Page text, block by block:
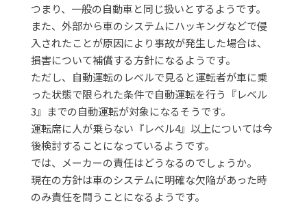
つまり、一般の自動車と同じ扱いとするようです。
また、外部から車のシステムにハッキングなどで侵
入されたことが原因により事故が発生した場合は、
損害について補償する方針になるようです。
ただし、自動運転のレベルで見ると運転者が車に乗
った状態で限られた条件で自動運転を行う『レベル
3』までの自動運転が対象になるそうです。
運転席に人が乗らない『レベル4』以上については今
後検討することになっているようです。
では、メーカーの責任はどうなるのでしょうか。
現在の方針は車のシステムに明確な欠陥があった時
のみ責任を問うことになるようです。